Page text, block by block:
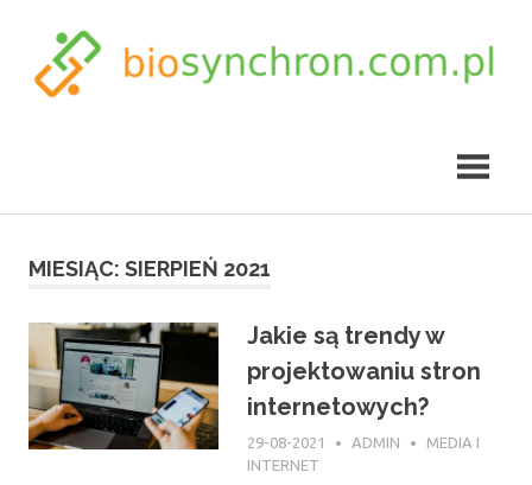
content
MIESIĄC: SIERPIEŃ 2021
Jakie są trendy w
projektowaniu stron
internetowych?
29-08-2021 ADMIN
MEDIA I
INTERNET